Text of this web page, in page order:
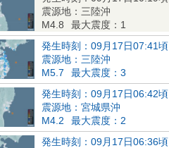
震源地：三陸沖
M4.8
最大震度：1
発生時刻：09月17日07:41頃
震源地：三陸沖
M5.7
最大震度：3
発生時刻：09月17日06:42頃
震源地：宮城県沖
M4.2
最大震度：2
発生時刻：09月17日06:36頃